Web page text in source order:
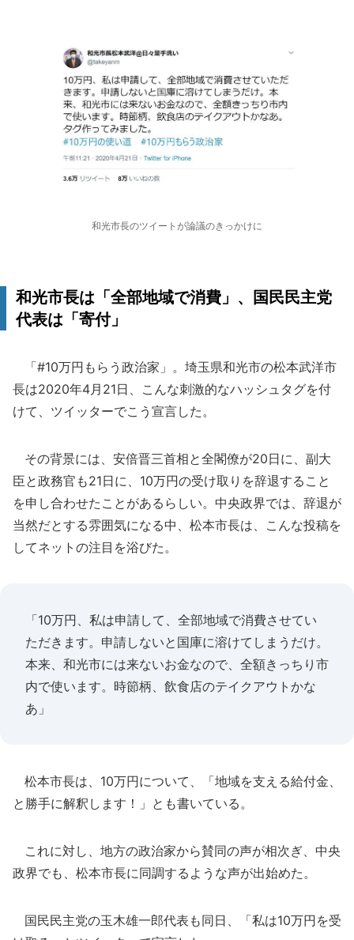
和光市長のツイートが論議のきっかけに
和光市長は「全部地域で消費」、国民民主党
代表は「寄付」
「#10万円もらう政治家」。埼玉県和光市の松本武洋市
長は2020年4月21日、こんな刺激的なハッシュタグを付
けて、ツイッターでこう宣言した。
その背景には、安倍晋三首相と全閣僚が20日に、副大
臣と政務官も21日に、10万円の受け取りを辞退すること
を申し合わせたことがあるらしい。中央政界では、辞退が
当然だとする雰囲気になる中、松本市長は、こんな投稿を
してネットの注目を浴びた。
「10万円、私は申請して、全部地域で消費させてい
ただきます。申請しないと国庫に溶けてしまうだけ。
本来、和光市には来ないお金なので、全額きっちり市
内で使います。時節柄、飲食店のテイクアウトかな
あ」
松本市長は、10万円について、「地域を支える給付金、
と勝手に解釈します！」とも書いている。
これに対し、地方の政治家から賛同の声が相次ぎ、中央
政界でも、松本市長に同調するような声が出始めた。
国民民主党の玉木雄一郎代表も同日、「私は10万円を受